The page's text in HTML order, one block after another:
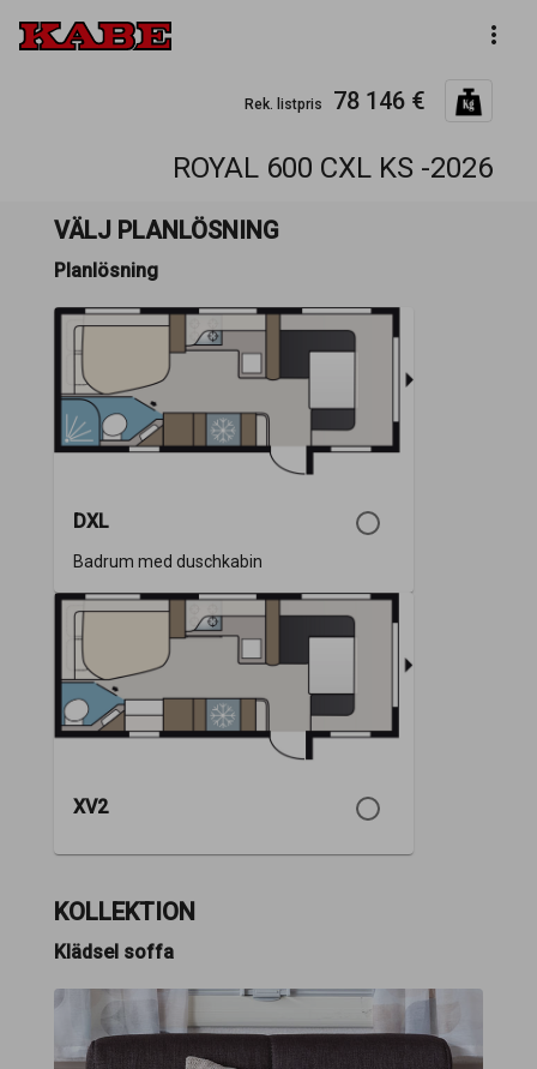
more_vert
Rek. listpris 78 146 €
ROYAL 600 CXL KS -2026
VÄLJ PLANLÖSNING
Planlösning
DXL
Badrum med duschkabin
XV2
KOLLEKTION
Klädsel soffa